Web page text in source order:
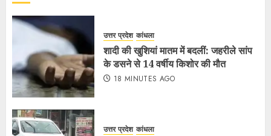
उत्तर प्रदेश कांधला
शादी की खुशियां मातम में बदलीं: जहरीले सांप
के डसने से 14 वर्षीय किशोर की मौत
18 MINUTES AGO
उत्तर प्रदेश कांधला